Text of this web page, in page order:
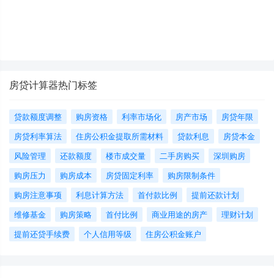
房贷计算器热门标签
贷款额度调整 购房资格 利率市场化 房产市场
房贷年限
房贷利率算法
住房公积金提取所需材料 贷款利息
房贷本金
风险管理
还款额度 楼市成交量 二手房购买
深圳购房
购房压力
购房成本 房贷固定利率
购房限制条件
购房注意事项
利息计算方法 首付款比例
提前还款计划
维修基金
购房策略 首付比例 商业用途的房产
理财计划
提前还贷手续费
个人信用等级 住房公积金账户